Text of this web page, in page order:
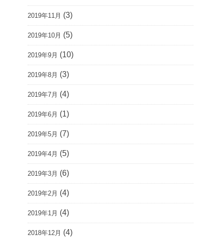
2019年11月 (3)
2019年10月 (5)
2019年9月 (10)
2019年8月 (3)
2019年7月 (4)
2019年6月 (1)
2019年5月 (7)
2019年4月 (5)
2019年3月 (6)
2019年2月 (4)
2019年1月 (4)
2018年12月 (4)